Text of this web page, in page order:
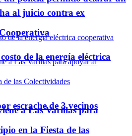
al juicio contra ex
a Las Varillas para
en la Fiesta de las
de la energía eléctrica
escrache de 3 vecinos